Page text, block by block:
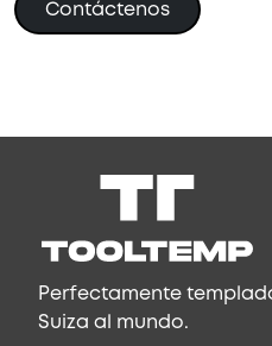
Contáctenos
Perfectamente
Suiza al mundo.